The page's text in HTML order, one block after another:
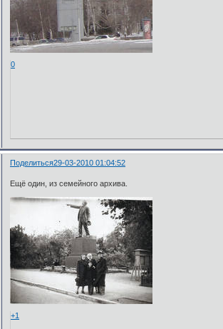
0
Поделиться29-03-2010 01:04:52
Ещё один, из семейного архива.
+1